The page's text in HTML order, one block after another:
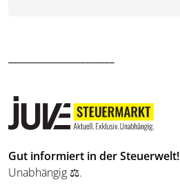
Gut informiert in der Steuerwelt!
Unabhängig ⚖️.